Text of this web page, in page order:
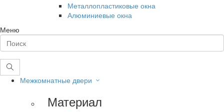
Металлопластиковые окна
Алюминиевые окна
Меню
Межкомнатные двери
Материал